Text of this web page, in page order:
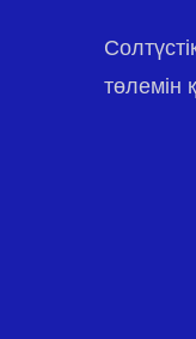
төлемін